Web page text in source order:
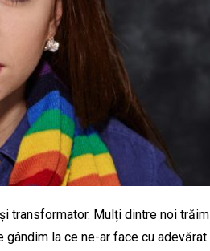
transformator. Mulți dintre noi trăim
la ce ne-ar face cu adevărat